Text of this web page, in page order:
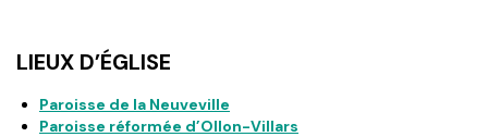
LIEUX D’ÉGLISE
Paroisse de la Neuveville
Paroisse réformée d’Ollon-Villars